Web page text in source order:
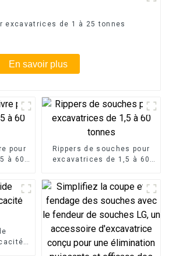
excavatrices de 1 à 25 tonnes
En savoir plus
pour
à 60
Rippers de souches pour
excavatrices de 1,5 à 60